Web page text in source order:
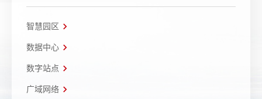
智慧园区
数据中心
数字站点
广域网络